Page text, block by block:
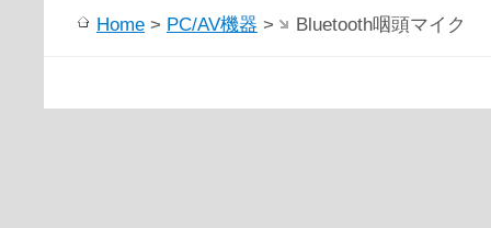
Home > PC/AV機器 > Bluetooth咽頭マイク